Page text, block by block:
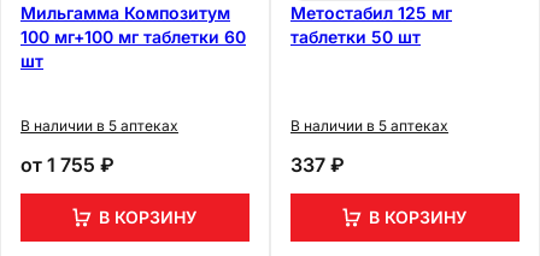
Мильгамма Композитум
100 мг+100 мг таблетки 60
шт
В наличии в 5 аптеках
от 1 755 ₽
В КОРЗИНУ
Метостабил 125 мг
таблетки 50 шт
В наличии в 5 аптеках
337 ₽
В КОРЗИНУ